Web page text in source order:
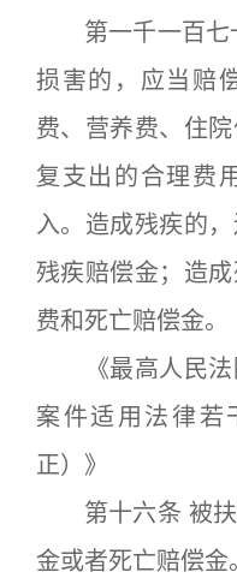
第一千一百七
损害的，应当赔
费、营养费、住
复支出的合理费
入。造成残疾的
残疾赔偿金；造
费和死亡赔偿金。
《最高人民法
案件适用法律若
正）》
第十六条 被扶
金或者死亡赔偿金。